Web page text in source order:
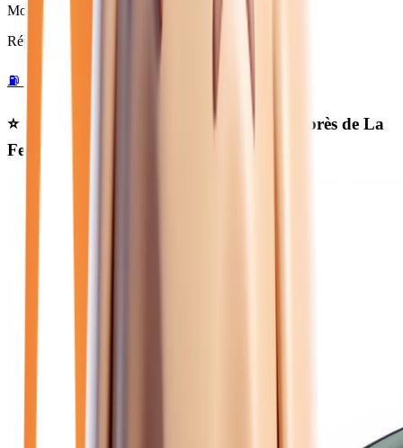
Moins de 50 000 km
Répartition par motorisation :
⛽
⭐ Nos meilleures offres renault manuelle
près de La
Ferté-sous-Jouarre